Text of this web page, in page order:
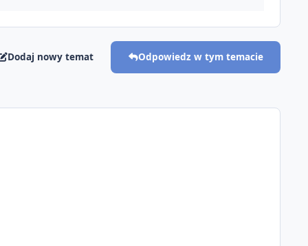
Dodaj nowy temat Odpowiedz w tym temacie